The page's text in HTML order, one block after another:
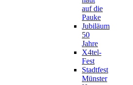
auf die
Pauke
Jubiläum
50
Jahre
X4tel-
Fest
Stadtfest
Münster